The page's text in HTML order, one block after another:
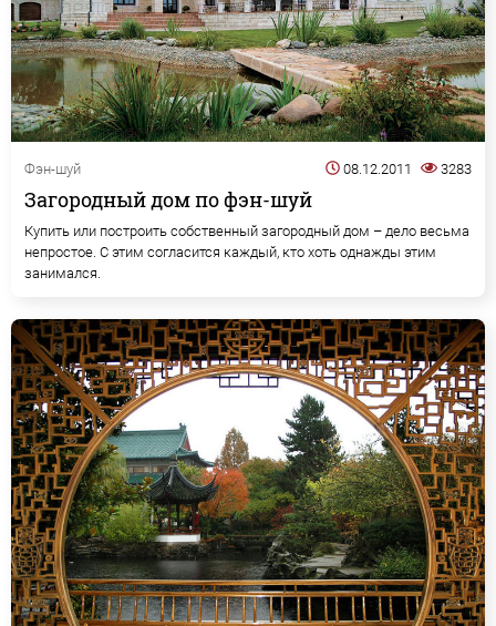
Фэн-шуй 08.12.2011 3283
Загородный дом по фэн-шуй
Купить или построить собственный загородный дом – дело весьма
непростое. С этим согласится каждый, кто хоть однажды этим
занимался.